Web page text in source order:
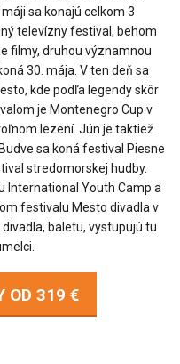
sa konajú celkom 3
televízny festival, behom
filmy, druhou významnou
30. mája. V ten deň sa
kde podľa legendy skôr
je Montenegro Cup v
lezení. Jún je taktiež
sa koná festival Piesne
stredomorskej hudby.
International Youth Camp a
festivalu Mesto divadla v
baletu, vystupujú tu
OD 319 €